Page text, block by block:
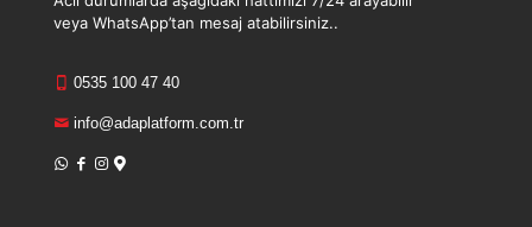
veya WhatsApp’tan mesaj atabilirsiniz..
0535 100 47 40
info@adaplatform.com.tr